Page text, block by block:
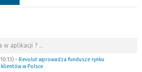
w aplikacji ? …
• Revolut wprowadza fundusze rynku
w Polsce